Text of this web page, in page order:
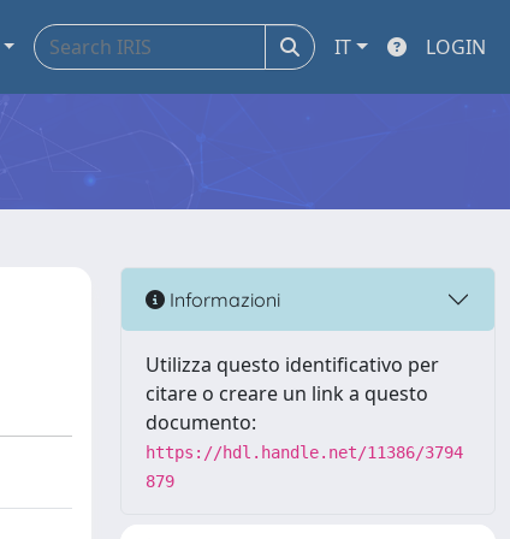
IT LOGIN
Informazioni
Utilizza questo identificativo per
citare o creare un link a questo
documento:
https://hdl.handle.net/11386/3794
879